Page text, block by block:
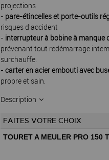
projections
- pare-étincelles et porte-outils
risques d'accident
- interrupteur à bobine à manque
prévenant tout redémarrage
surchauffe.
- carter en acier embouti avec
propre et sain.
Description
FAITES VOTRE CHOIX
TOURET A MEULER PRO 150